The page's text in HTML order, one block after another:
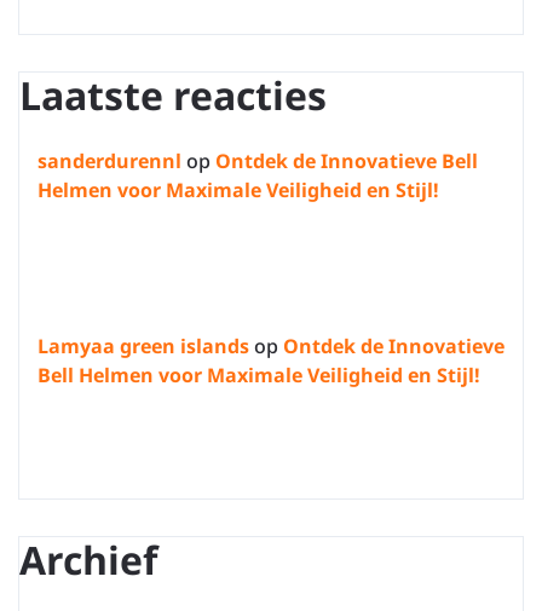
Laatste reacties
sanderdurennl op Ontdek de Innovatieve Bell
Helmen voor Maximale Veiligheid en Stijl!
Lamyaa green islandsop Ontdek de Innovatieve
Bell Helmen voor Maximale Veiligheid en Stijl!
Archief